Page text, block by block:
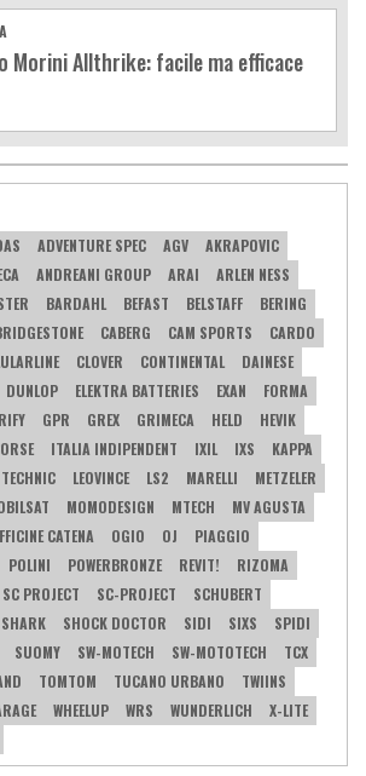
Morini Allthrike: facile ma efficace
ADVENTURE SPEC AGV
AKRAPOVIC
ANDREANI GROUP ARAI
ARLEN NESS
BARDAHL BEFAST BELSTAFF
BERING
CABERG CAM SPORTS
CARDO
CLOVER CONTINENTAL
DAINESE
DUNLOP ELEKTRA BATTERIES EXAN
FORMA
GPR GREX GRIMECA HELD
HEVIK
ITALIA INDIPENDENT IXIL IXS
KAPPA
LEOVINCE LS2 MARELLI
METZELER
MOMODESIGN MTECH
MV AGUSTA
CATENA OGIO OJ
PIAGGIO
POLINI POWERBRONZE REVIT!
RIZOMA
SC PROJECT SC-PROJECT
SCHUBERT
SHARK SHOCK DOCTOR SIDI SIXS
SPIDI
SUOMY SW-MOTECH SW-MOTOTECH
TCX
TOMTOM TUCANO URBANO
TWIINS
WHEELUP WRS WUNDERLICH
X-LITE